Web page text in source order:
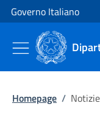
Vai al contenuto
Vai alla navigazione del
Governo Italiano
Homepage /